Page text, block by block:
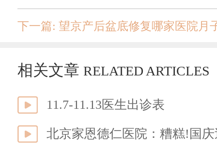
相关文章 RELATED ARTICLES
11.7-11.13医生出诊表